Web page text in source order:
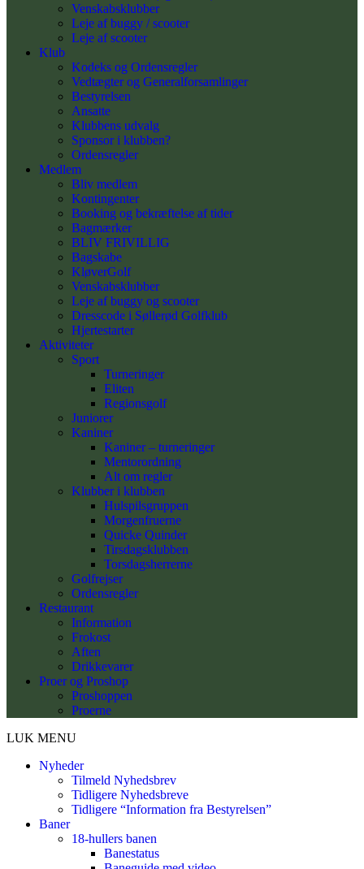
Venskabsklubber
Leje af buggy / scooter
Leje af scooter
Klub
Kodeks og Ordensregler
Vedtægter og Generalforsamlinger
Bestyrelsen
Ansatte
Klubbens udvalg
Sponsor i klubben?
Ordensregler
Medlem
Bliv medlem
Kontingenter
Booking og bekræftelse af tider
Bagmærker
BLIV FRIVILLIG
Bagskabe
KløverGolf
Venskabsklubber
Leje af buggy og scooter
Dresscode i Søllerød Golfklub
Hjertestarter
Aktiviteter
Sport
Turneringer
Eliten
Regionsgolf
Juniorer
Kaniner
Kaniner – turneringer
Mentorordning
Alt om regler
Klubber i klubben
Hulspilsgruppen
Morgenfruerne
Quicke Quinder
Tirsdagsklubben
Torsdagsherrerne
Golfrejser
Ordensregler
Restaurant
Information
Frokost
Aften
Drikkevarer
Proer og Proshop
Proshoppen
Proerne
LUK MENU
Nyheder
Tilmeld Nyhedsbrev
Tidligere Nyhedsbreve
Tidligere “Information fra Bestyrelsen”
Baner
18-hullers banen
Banestatus